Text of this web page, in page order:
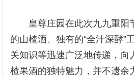
皇尊庄园在此次九九重阳
的山楂酒、独有的“全汁深酵”
关知识等迅速广泛地传递，向
楂果酒的独特魅力，并不遗余